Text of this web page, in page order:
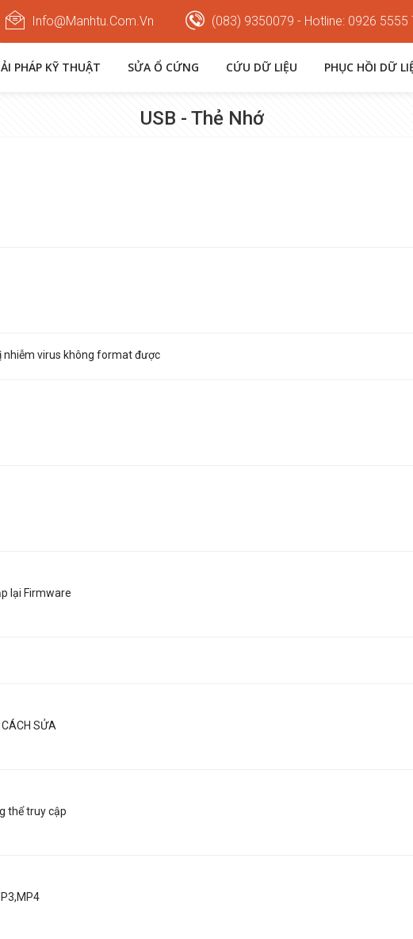
Info@manhtu.com.vn (083) 9350079 - Hotline: 0926 5555
PHÁP KỸ THUẬT SỬA Ổ CỨNG CỨU DỮ LIỆU PHỤC HỒI DỮ
USB - Thẻ Nhớ
nhiễm virus không format được
lại Firmware
CÁCH SỬA
thể truy cập